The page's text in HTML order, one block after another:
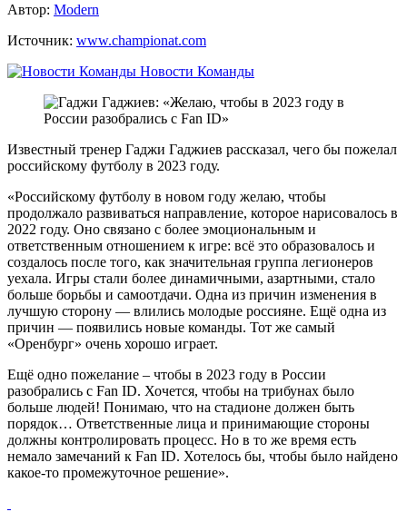
Автор: Modern
Источник: www.championat.com
Новости Команды
Известный тренер Гаджи Гаджиев рассказал, чего бы пожелал
российскому футболу в 2023 году.
«Российскому футболу в новом году желаю, чтобы
продолжало развиваться направление, которое нарисовалось в
2022 году. Оно связано с более эмоциональным и
ответственным отношением к игре: всё это образовалось и
создалось после того, как значительная группа легионеров
уехала. Игры стали более динамичными, азартными, стало
больше борьбы и самоотдачи. Одна из причин изменения в
лучшую сторону — влились молодые россияне. Ещё одна из
причин — появились новые команды. Тот же самый
«Оренбург» очень хорошо играет.
Ещё одно пожелание – чтобы в 2023 году в России
разобрались с Fan ID. Хочется, чтобы на трибунах было
больше людей! Понимаю, что на стадионе должен быть
порядок… Ответственные лица и принимающие стороны
должны контролировать процесс. Но в то же время есть
немало замечаний к Fan ID. Хотелось бы, чтобы было найдено
какое-то промежуточное решение».